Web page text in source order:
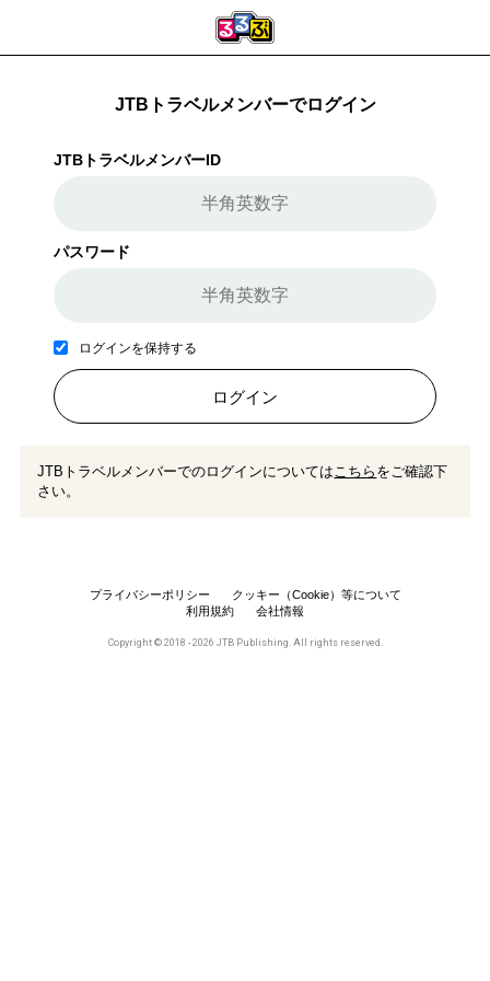
JTBトラベルメンバーでログイン
JTBトラベルメンバーID
パスワード
ログインを保持する
ログイン
JTBトラベルメンバーでのログインについてはこちら をご確認下
さい。
プライバシーポリシー
クッキー（Cookie）等について
利用規約
会社情報
Copyright © 2018 - 2026 JTB Publishing. All rights reserved.